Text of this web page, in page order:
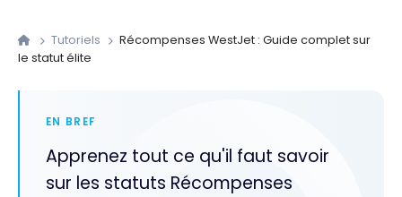
Tutoriels
Récompenses WestJet : Guide complet sur
le statut élite
EN BREF
Apprenez tout ce qu'il faut savoir
sur les statuts Récompenses